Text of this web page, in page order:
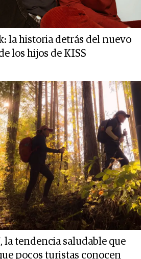
la historia detrás del nuevo
los hijos de KISS
la tendencia saludable que
pocos turistas conocen